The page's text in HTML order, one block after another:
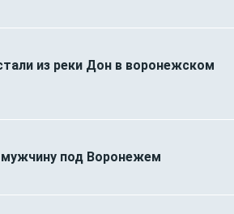
из реки Дон в воронежском
мужчину под Воронежем